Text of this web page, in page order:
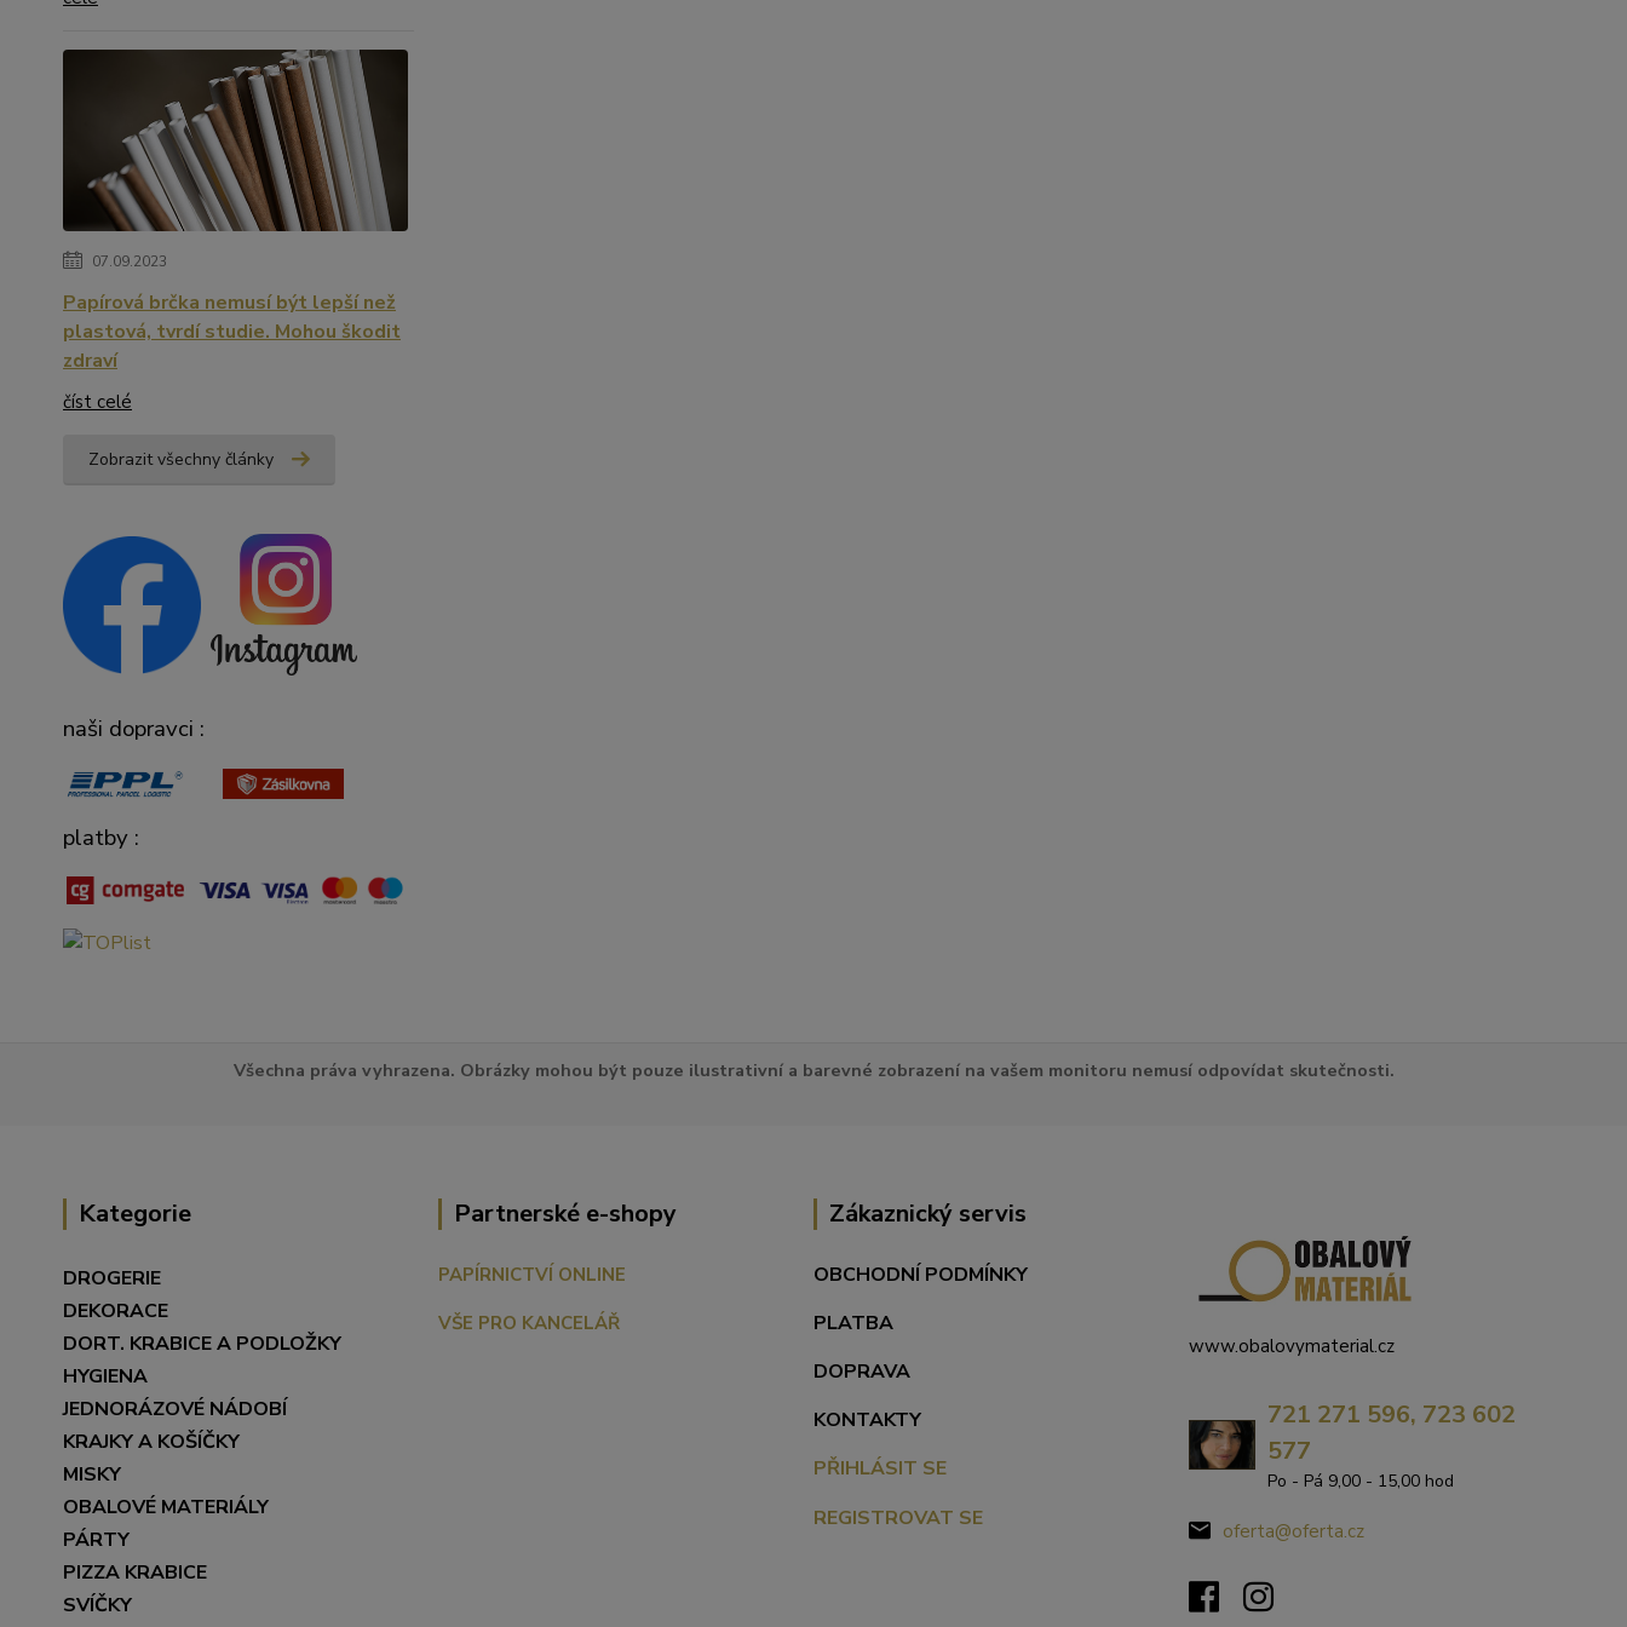
07.09.2023
Papírová brčka nemusí být lepší než
plastová, tvrdí studie. Mohou škodit
zdraví
číst celé
Zobrazit všechny články
naši dopravci :
platby :
Všechna práva vyhrazena. Obrázky mohou být pouze ilustrativní a barevné zobrazení na vašem monitoru nemusí odpovídat skutečnosti.
Kategorie
DROGERIE
DEKORACE
DORT. KRABICE A PODLOŽKY
HYGIENA
JEDNORÁZOVÉ NÁDOBÍ
KRAJKY A KOŠÍČKY
MISKY
OBALOVÉ MATERIÁLY
PÁRTY
PIZZA KRABICE
SVÍČKY
Partnerské e-shopy
PAPÍRNICTVÍ ONLINE
VŠE PRO KANCELÁŘ
Zákaznický servis
OBCHODNÍ PODMÍNKY
PLATBA
DOPRAVA
KONTAKTY
PŘIHLÁSIT SE
REGISTROVAT SE
www.obalovymaterial.cz
721 271 596, 723 602
577
Po - Pá 9,00 - 15,00 hod
oferta@oferta.cz